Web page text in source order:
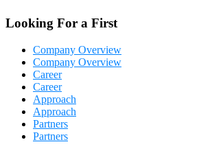
Looking For a First
Company Overview
Company Overview
Career
Career
Approach
Approach
Partners
Partners